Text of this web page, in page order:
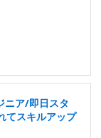
ニア/即日スタ
てスキルアップ